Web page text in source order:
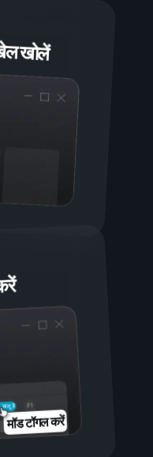
खोलें
चालू है
मॉड टॉगल करें